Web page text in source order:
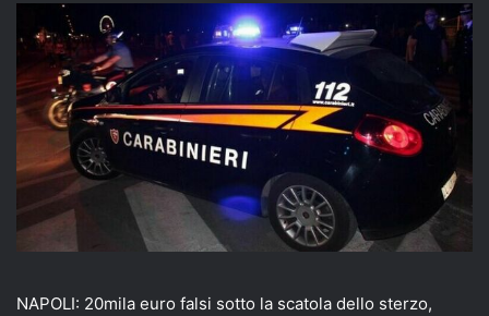
email
NAPOLI: 20mila euro falsi sotto la scatola dello sterzo,